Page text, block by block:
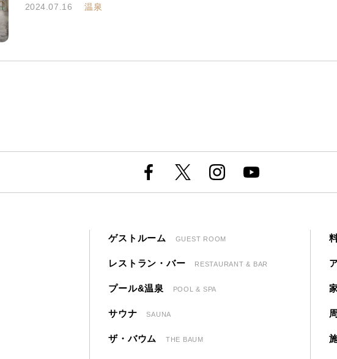
2024.07.16 温泉
ゲストルーム GUEST ROOM
レストラン・バー RESTAURANT & BAR
プール&温泉 POOL & SPA
サウナ SAUNA
ザ・バウム THE BAUM